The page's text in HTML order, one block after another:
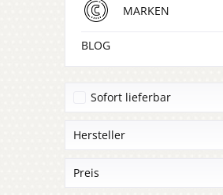
MARKEN
BLOG
Sofort lieferbar
Hersteller
Böker Plus
Preis